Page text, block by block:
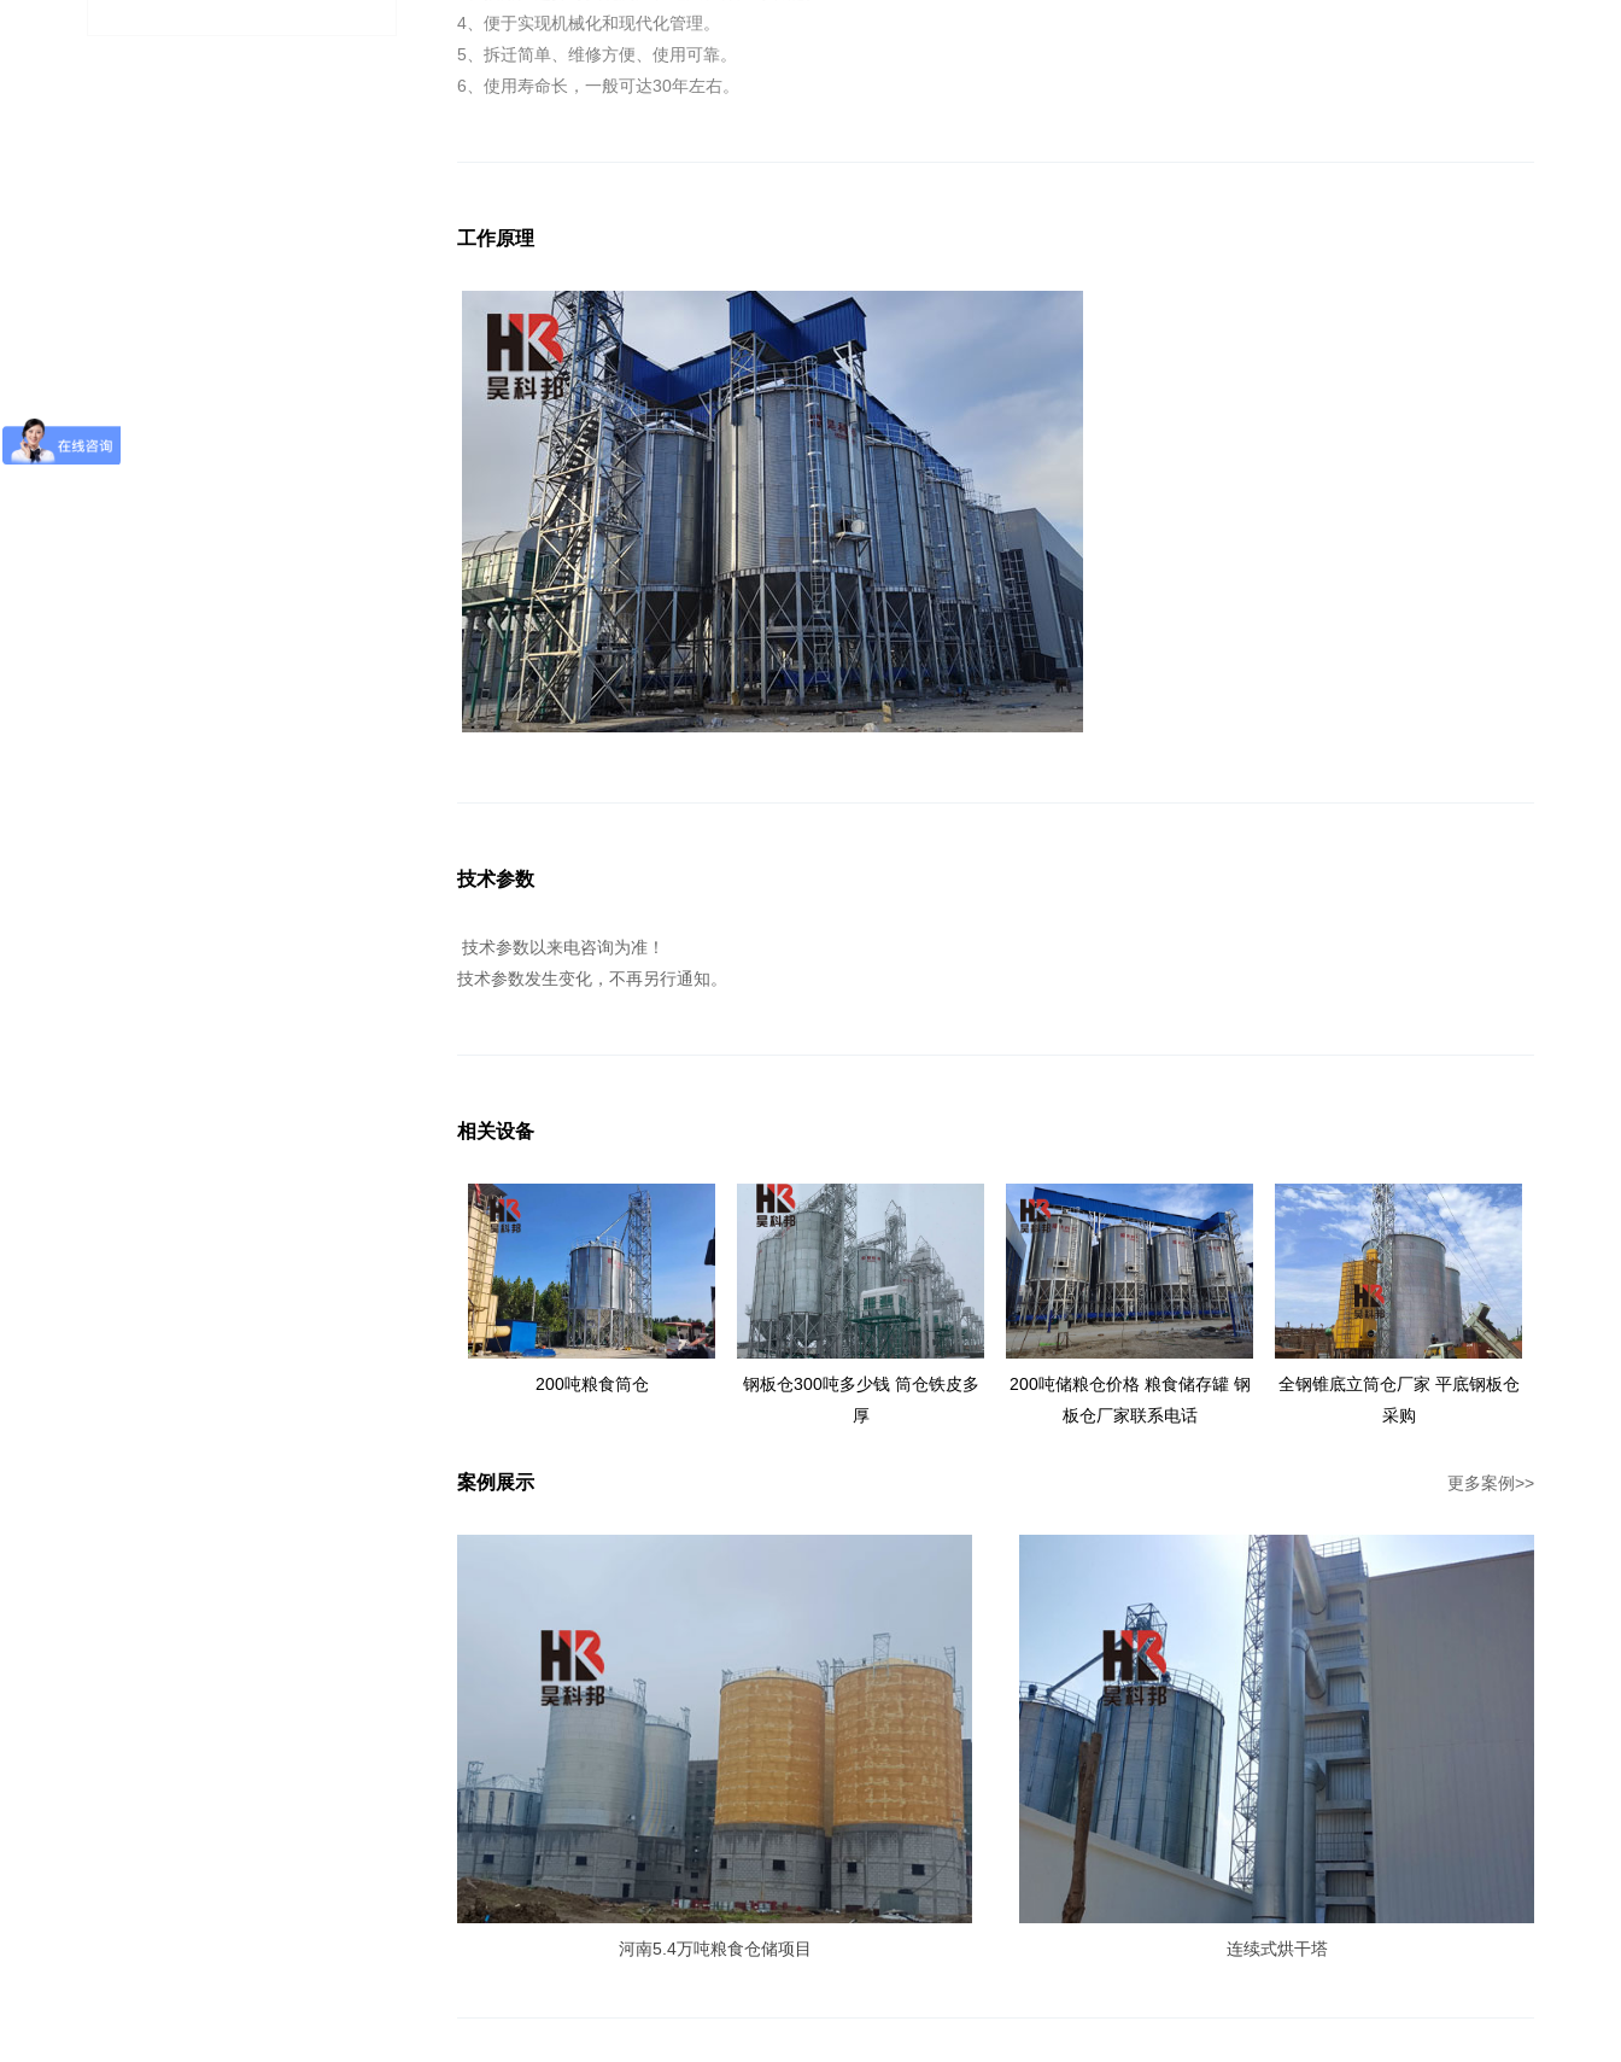
4、便于实现机械化和现代化管理。
5、拆迁简单、维修方便、使用可靠。
6、使用寿命长，一般可达30年左右。
工作原理
技术参数
技术参数以来电咨询为准！
技术参数发生变化，不再另行通知。
相关设备
200吨粮食筒仓
钢板仓300吨多少钱 筒仓铁皮多
厚
200吨储粮仓价格 粮食储存罐 钢
板仓厂家联系电话
全钢锥底立筒仓厂家 平底钢板仓
采购
案例展示 更多案例>>
河南5.4万吨粮食仓储项目 连续式烘干塔